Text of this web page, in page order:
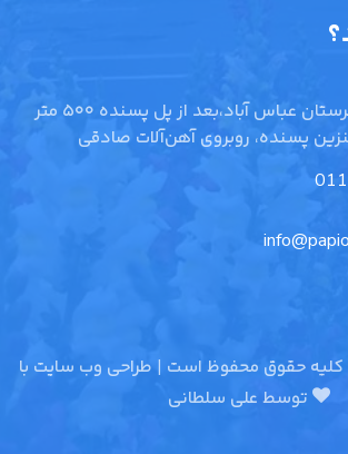
مازندران،شهرستان عباس آباد،بعد از پل پسنده ۵۰۰ متر
پسنده، روبروی آهن‌آلات صادقی
توسط علی سلطانی